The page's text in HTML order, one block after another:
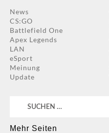
News
CS:GO
Battlefield One
Apex Legends
LAN
eSport
Meinung
Update
Suchen
Mehr Seiten